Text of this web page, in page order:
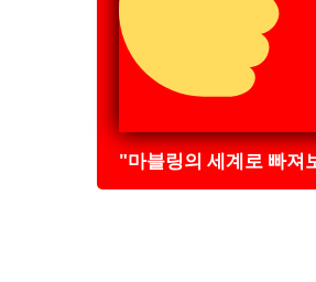
"마블링의 세계로 빠져